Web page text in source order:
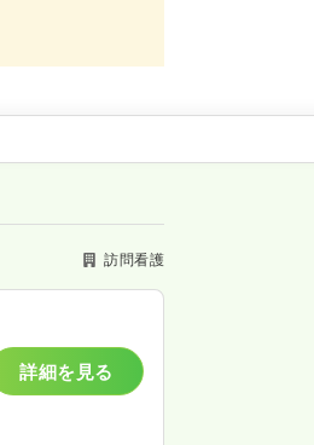
訪問看護
詳細を見る